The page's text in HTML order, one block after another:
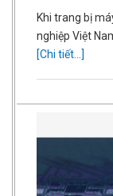
Khi trang bị
nghiệp Việt
[Chi tiết...]